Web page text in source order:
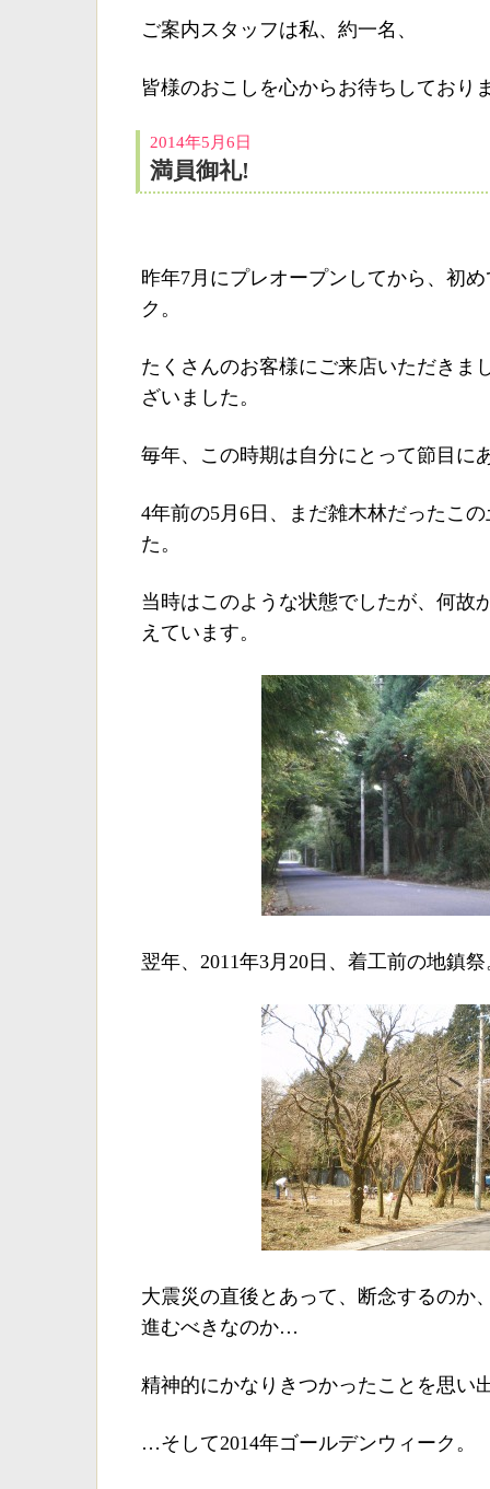
ご案内スタッフは私、約一名、
皆様のおこしを心からお待ちしており
2014年5月6日
満員御礼!
昨年7月にプレオープンしてから、初
ク。
たくさんのお客様にご来店いただきま
ざいました。
毎年、この時期は自分にとって節目に
4年前の5月6日、まだ雑木林だったこ
た。
当時はこのような状態でしたが、何故
えています。
翌年、2011年3月20日、着工前の地鎮祭
大震災の直後とあって、断念するのか
進むべきなのか…
精神的にかなりきつかったことを思い
…そして2014年ゴールデンウィーク。